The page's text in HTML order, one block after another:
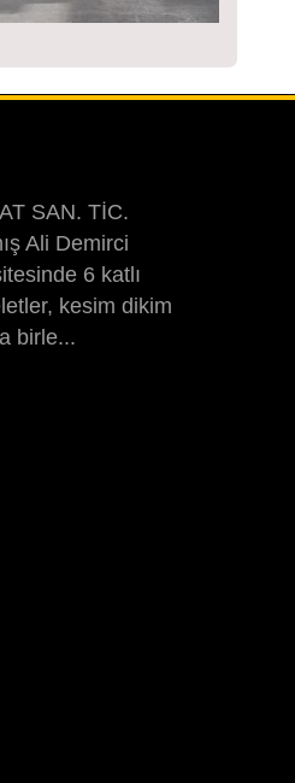
SAN. TİC.
Ali Demirci
6 katlı
kesim dikim
birle...